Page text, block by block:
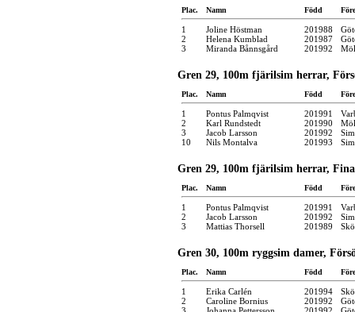
Plac. Namn Född
1 Joline Höstman 201988
2
Helena Kumblad 201987
3
Miranda Bånnsgård 201992
Gren 29, 100m fjärilsim herrar,
Plac. Namn Född
1 Pontus Palmqvist 201991
2
Karl Rundstedt 201990
3
Jacob Larsson 201992
10
Nils Montalva 201993
Gren 29, 100m fjärilsim herrar,
Plac. Namn Född
1 Pontus Palmqvist 201991
2
Jacob Larsson 201992
3
Mattias Thorsell 201989
Gren 30, 100m ryggsim damer,
Plac. Namn Född
1 Erika Carlén 201994
2
Caroline Bornius 201992